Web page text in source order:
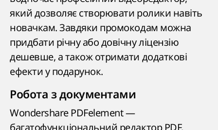
який дозволяє створювати ролики навіть
новачкам. Завдяки промокодам можна
придбати річну або довічну ліцензію
дешевше, а також отримати додаткові
ефекти у подарунок.
Робота з документами
Wondershare PDFelement —